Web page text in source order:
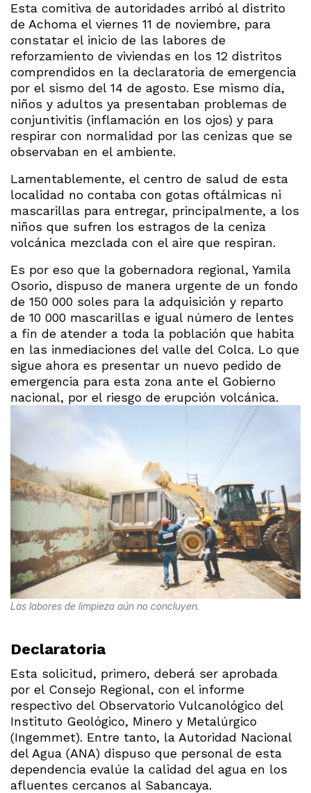
Esta comitiva de autoridades arribó al distrito
de Achoma el viernes 11 de noviembre, para
constatar el inicio de las labores de
reforzamiento de viviendas en los 12 distritos
comprendidos en la declaratoria de emergencia
por el sismo del 14 de agosto. Ese mismo día,
niños y adultos ya presentaban problemas de
conjuntivitis (inflamación en los ojos) y para
respirar con normalidad por las cenizas que se
observaban en el ambiente.
Lamentablemente, el centro de salud de esta
localidad no contaba con gotas oftálmicas ni
mascarillas para entregar, principalmente, a los
niños que sufren los estragos de la ceniza
volcánica mezclada con el aire que respiran.
Es por eso que la gobernadora regional, Yamila
Osorio, dispuso de manera urgente de un fondo
de 150 000 soles para la adquisición y reparto
de 10 000 mascarillas e igual número de lentes
a fin de atender a toda la población que habita
en las inmediaciones del valle del Colca. Lo que
sigue ahora es presentar un nuevo pedido de
emergencia para esta zona ante el Gobierno
nacional, por el riesgo de erupción volcánica.
Las labores de limpieza aún no concluyen.
Declaratoria
Esta solicitud, primero, deberá ser aprobada
por el Consejo Regional, con el informe
respectivo del Observatorio Vulcanológico del
Instituto Geológico, Minero y Metalúrgico
(Ingemmet). Entre tanto, la Autoridad Nacional
del Agua (ANA) dispuso que personal de esta
dependencia evalúe la calidad del agua en los
afluentes cercanos al Sabancaya.